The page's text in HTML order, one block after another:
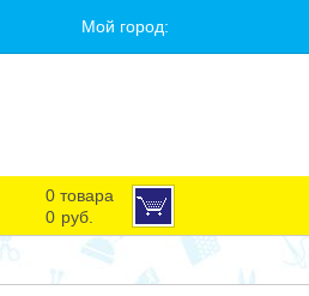
Мой город:
0 товара
0 руб.